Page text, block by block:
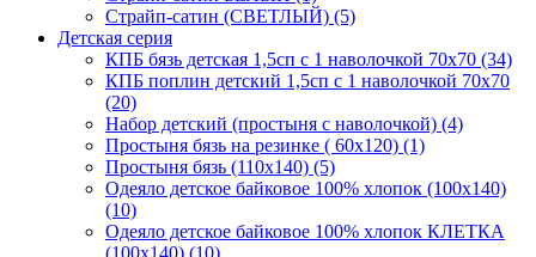
Страйп-сатин (СВЕТЛЫЙ) (5)
Детская серия
КПБ бязь детская 1,5сп с 1 наволочкой 70х70 (34)
КПБ поплин детский 1,5сп с 1 наволочкой 70х70
(20)
Набор детский (простыня с наволочкой) (4)
Простыня бязь на резинке ( 60х120) (1)
Простыня бязь (110х140) (5)
Одеяло детское байковое 100% хлопок (100х140)
(10)
Одеяло детское байковое 100% хлопок КЛЕТКА
(100х140) (10)